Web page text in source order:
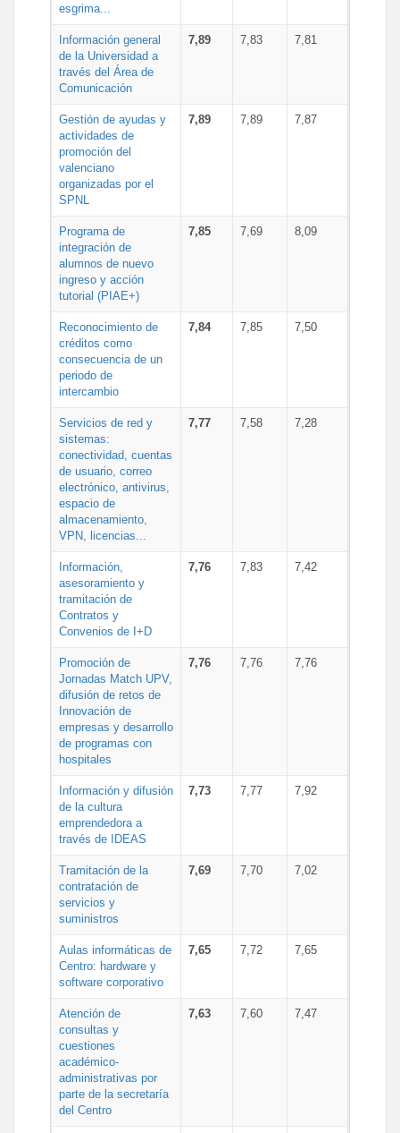
esgrima...
Información general
de la Universidad a
través del Área de
Comunicación
7,89 7,83 7,81
Gestión de ayudas y
actividades de
promoción del
valenciano
organizadas por el
SPNL
7,89 7,89 7,87
Programa de
integración de
alumnos de nuevo
ingreso y acción
tutorial (PIAE+)
7,85 7,69 8,09
Reconocimiento de
créditos como
consecuencia de un
periodo de
intercambio
7,84 7,85 7,50
Servicios de red y
sistemas:
conectividad, cuentas
de usuario, correo
electrónico, antivirus,
espacio de
almacenamiento,
VPN, licencias...
7,77 7,58 7,28
Información,
asesoramiento y
tramitación de
Contratos y
Convenios de I+D
7,76 7,83 7,42
Promoción de
Jornadas Match UPV,
difusión de retos de
Innovación de
empresas y desarrollo
de programas con
hospitales
7,76 7,76 7,76
Información y difusión
de la cultura
emprendedora a
través de IDEAS
7,73 7,77 7,92
Tramitación de la
contratación de
servicios y
suministros
7,69 7,70 7,02
Aulas informáticas de
Centro: hardware y
software corporativo
7,65 7,72 7,65
Atención de
consultas y
cuestiones
académico-
administrativas por
parte de la secretaría
del Centro
7,63 7,60 7,47